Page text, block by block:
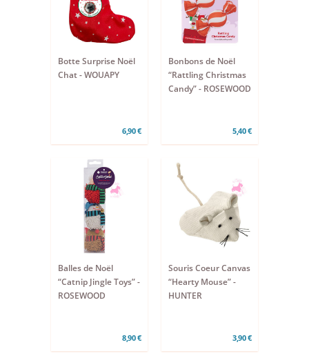
Botte Surprise Noël
Chat - WOUAPY
6,90 €
Bonbons de Noël
“Rattling Christmas
Candy” - ROSEWOOD
5,40 €
Balles de Noël
“Catnip Jingle Toys” -
ROSEWOOD
8,90 €
Souris Coeur Canvas
“Hearty Mouse” -
HUNTER
3,90 €